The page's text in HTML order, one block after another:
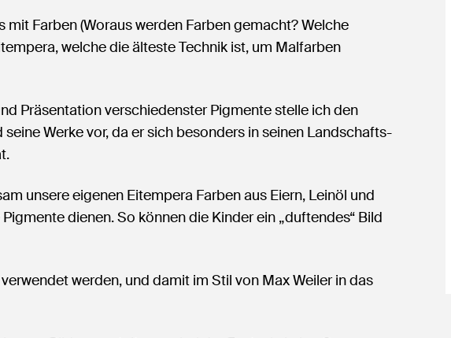
Farben (Woraus werden Farben gemacht? Welche
welche die älteste Technik ist, um Malfarben
Präsentation verschiedenster Pigmente stelle ich den
Werke vor, da er sich besonders in seinen Landschafts-
unsere eigenen Eitempera Farben aus Eiern, Leinöl und
dienen. So können die Kinder ein „duftendes“ Bild
werden, und damit im Stil von Max Weiler in das